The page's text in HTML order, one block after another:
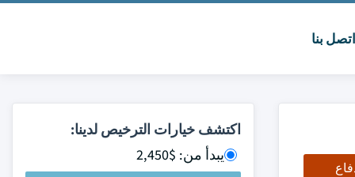
اتصل بنا
اكتشف خيارات الترخيص لدينا:
يبدأ من: $2,450